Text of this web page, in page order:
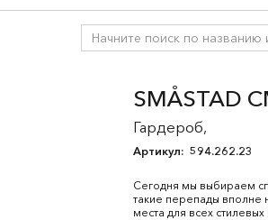
SMÅSTAD
Гардероб,
Артикул: 594.262.23
Сегодня мы выбираем
такие перепады вполне
места для всех